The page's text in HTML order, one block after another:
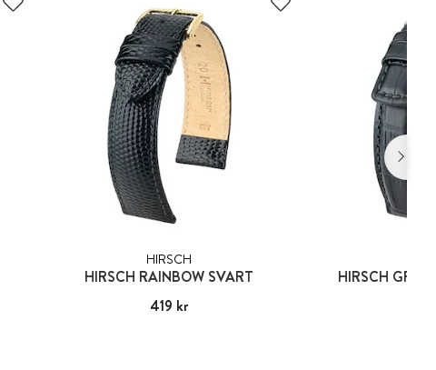
HIRSCH
HIRSCH RAINBOW SVART
Pris:419 kr
419 kr
HIRSCH